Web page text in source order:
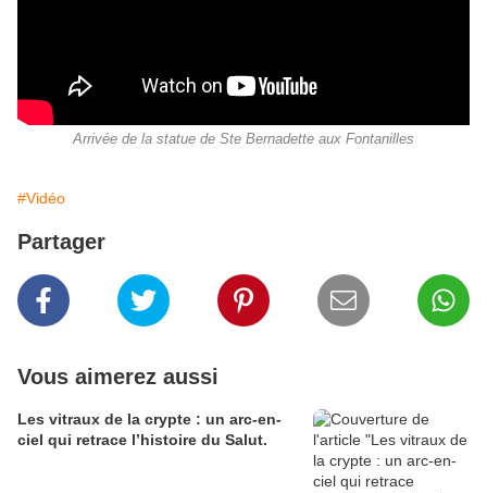
Arrivée de la statue de Ste Bernadette aux Fontanilles
#Vidéo
Partager
Vous aimerez aussi
Les vitraux de la crypte : un arc-en-
ciel qui retrace l’histoire du Salut.